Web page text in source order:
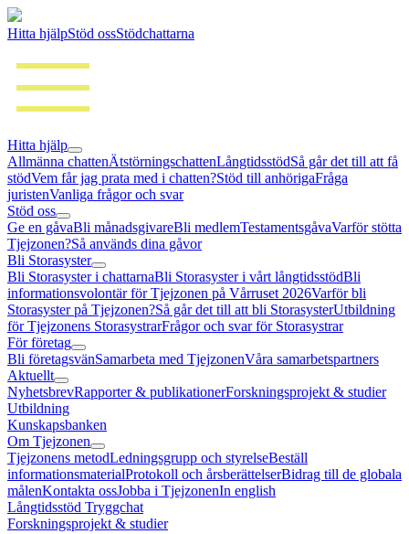
Hitta hjälpStöd ossStödchattarna
Hitta hjälp
Allmänna chattenÄtstörningschattenLångtidsstödSå går det till att få
stödVem får jag prata med i chatten?Stöd till anhörigaFråga
juristenVanliga frågor och svar
Stöd oss
Ge en gåvaBli månadsgivareBli medlemTestamentsgåvaVarför stötta
Tjejzonen?Så används dina gåvor
Bli Storasyster
Bli Storasyster i chattarnaBli Storasyster i vårt långtidsstödBli
informationsvolontär för Tjejzonen på Vårruset 2026Varför bli
Storasyster på Tjejzonen?Så går det till att bli StorasysterUtbildning
för Tjejzonens StorasystrarFrågor och svar för Storasystrar
För företag
Bli företagsvänSamarbeta med TjejzonenVåra samarbetspartners
Aktuellt
NyhetsbrevRapporter & publikationerForskningsprojekt & studier
Utbildning
Kunskapsbanken
Om Tjejzonen
Tjejzonens metodLedningsgrupp och styrelseBeställ
informationsmaterialProtokoll och årsberättelserBidrag till de globala
målenKontakta ossJobba i TjejzonenIn english
Långtidsstöd Tryggchat
Forskningsprojekt & studier